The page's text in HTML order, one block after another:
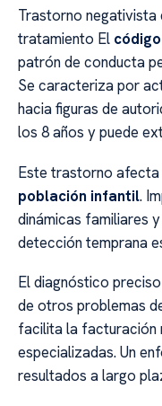
Trastorno negativista
tratamiento El
patrón de conducta
Se caracteriza por
hacia figuras de
los 8 años y puede
Este trastorno
población infantil.
dinámicas familiares
detección temprana
El diagnóstico
de otros problemas
facilita la facturación
especializadas. Un
resultados a largo